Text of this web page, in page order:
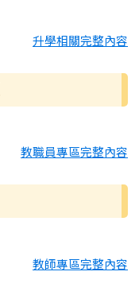
升學相關完整內容
教職員專區完整內容
教師專區完整內容